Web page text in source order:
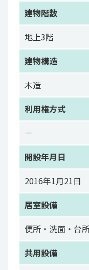
建物階数
地上3階
建物構造
木造
利用権方式
－
開設年月日
2016年1月21日
居室設備
便所・洗面・台
共用設備